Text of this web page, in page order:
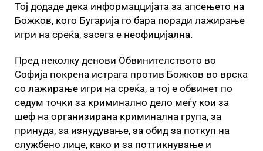
Тој додаде дека информаццијата за апсењето на
Божков, кого Бугарија го бара поради лажирање
игри на среќа, засега е неофицијална.
Пред неколку денови Обвинителството во
Софија покрена истрага против Божков во врска
со лажирање игри на среќа, а тој е обвинет по
седум точки за криминално дело меѓу кои за
шеф на организирана криминална група, за
принуда, за изнудување, за обид за поткуп на
службено лице, како и за поттикнување и